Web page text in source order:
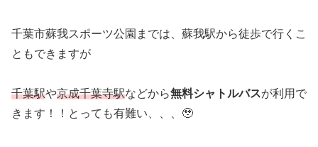
千葉市蘇我スポーツ公園までは、蘇我駅から徒歩で行くこ
ともできますが
千葉駅や京成千葉寺駅などから無料シャトルバスが利用で
きます！！とっても有難い、、、🥹